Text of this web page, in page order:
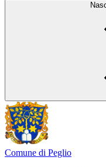
Comune di Peglio